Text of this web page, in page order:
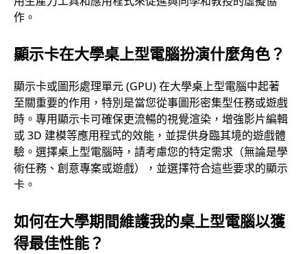
作。
顯示卡在大學桌上型電腦扮演什麼角色？
顯示卡或圖形處理單元 (GPU) 在大學桌上型電腦中起著
至關重要的作用，特別是當您從事圖形密集型任務或遊戲
時。專用顯示卡可確保更流暢的視覺渲染，增強影片編輯
或 3D 建模等應用程式的效能，並提供身臨其境的遊戲體
驗。選擇桌上型電腦時，請考慮您的特定需求（無論是學
術任務、創意專案或遊戲），並選擇符合這些要求的顯示
卡。
如何在大學期間維護我的桌上型電腦以獲
得最佳性能？